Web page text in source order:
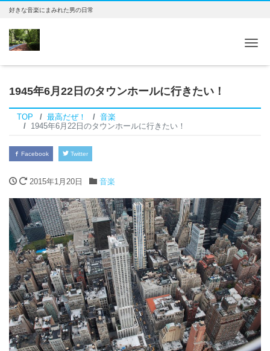
好きな音楽にまみれた男の日常
1945年6月22日のタウンホールに行きたい！
TOP 最高だぜ！
音楽
1945年6月22日のタウンホールに行きたい！
Facebook Twitter
2015年1月20日 音楽